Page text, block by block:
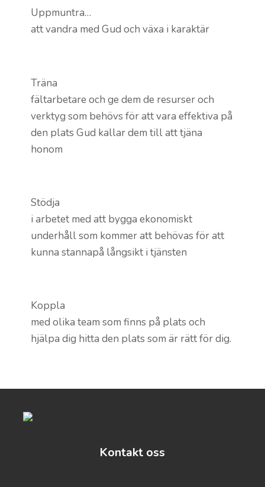
Uppmuntra…
att vandra med Gud och växa i karaktär
Träna
fältarbetare och ge dem de resurser och
verktyg som behövs för att vara effektiva på
den plats Gud kallar dem till att tjäna
honom
Stödja
i arbetet med att bygga ekonomiskt
underhåll som kommer att behövas för att
kunna stannapå långsikt i tjänsten
Koppla
med olika team som finns på plats och
hjälpa dig hitta den plats som är rätt för dig.
Kontakt oss